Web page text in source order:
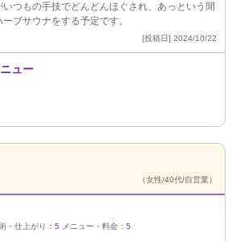
つもの手技でどんどんほぐされ、あっという間
ブサウナをする予定です。
[投稿日] 2024/10/22
ュー
（女性/40代/自営業）
・仕上がり： 5 メニュー・料金： 5